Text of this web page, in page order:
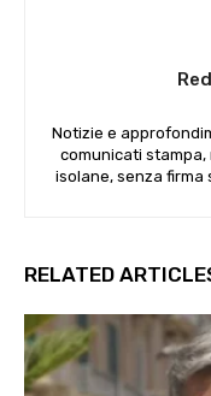
Notizie e
comunicati
isolane, senza
RELATED